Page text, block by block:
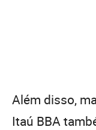
Além disso,
Itaú BBA